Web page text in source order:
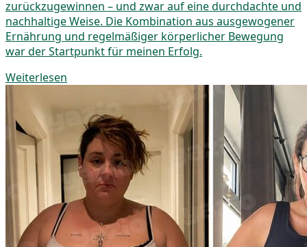
zurückzugewinnen – und zwar auf eine durchdachte und
nachhaltige Weise. Die Kombination aus ausgewogener
Ernährung und regelmäßiger körperlicher Bewegung
war der Startpunkt für meinen Erfolg.
Weiterlesen